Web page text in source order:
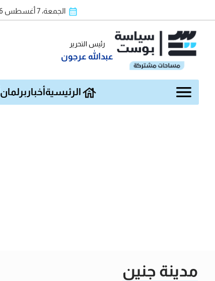
الجمعة، 7 أغسطس 2026
رئيس التحرير
عبدالله عرجون
الرئيسية أخبار برلمان
مدينة جنين